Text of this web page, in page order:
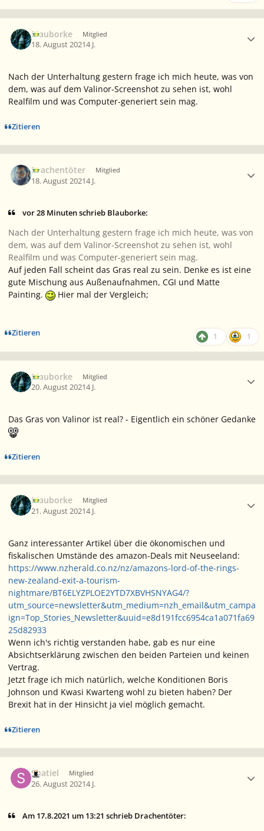
Blauborke Mitglied
18. August 20214 J.
Nach der Unterhaltung gestern frage ich mich heute, was von
dem, was auf dem Valinor-Screenshot zu sehen ist, wohl
Realfilm und was Computer-generiert sein mag.
Zitieren
Drachentöter Mitglied
18. August 20214 J.
vor 28 Minuten schrieb Blauborke:
Nach der Unterhaltung gestern frage ich mich heute, was von
dem, was auf dem Valinor-Screenshot zu sehen ist, wohl
Realfilm und was Computer-generiert sein mag.
Auf jeden Fall scheint das Gras real zu sein. Denke es ist eine
gute Mischung aus Außenaufnahmen, CGI und Matte
Painting.
Hier mal der Vergleich;
Zitieren 1 1
Blauborke Mitglied
20. August 20214 J.
Das Gras von Valinor ist real? - Eigentlich ein schöner Gedanke
Zitieren
Blauborke Mitglied
21. August 20214 J.
Ganz interessanter Artikel über die ökonomischen und
fiskalischen Umstände des amazon-Deals mit Neuseeland:
https://www.nzherald.co.nz/nz/amazons-lord-of-the-rings-
new-zealand-exit-a-tourism-
nightmare/BT6ELYZPLOE2YTD7XBVHSNYAG4/?
utm_source=newsletter&utm_medium=nzh_email&utm_campa
ign=Top_Stories_Newsletter&uuid=e8d191fcc6954ca1a071fa69
25d82933
Wenn ich's richtig verstanden habe, gab es nur eine
Absichtserklärung zwischen den beiden Parteien und keinen
Vertrag.
Jetzt frage ich mich natürlich, welche Konditionen Boris
Johnson und Kwasi Kwarteng wohl zu bieten haben? Der
Brexit hat in der Hinsicht ja viel möglich gemacht.
Zitieren
Shatiel Mitglied
26. August 20214 J.
Am 17.8.2021 um 13:21 schrieb Drachentöter: